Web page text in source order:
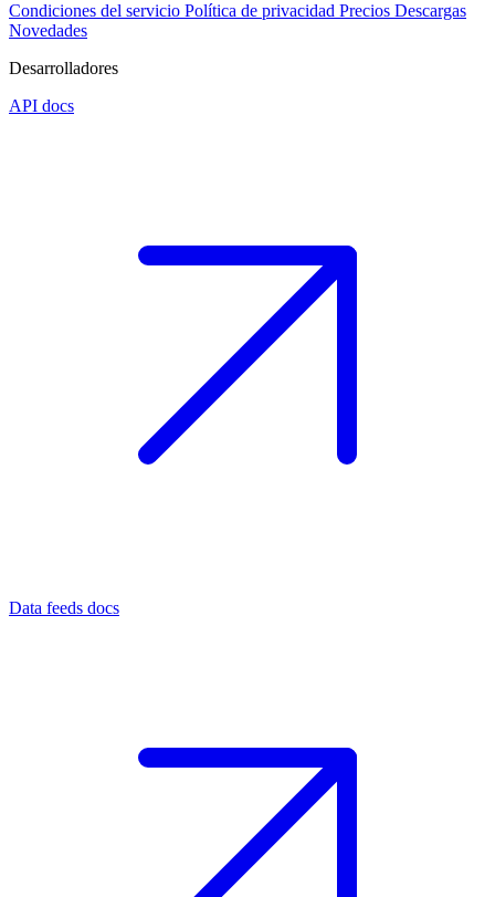
Condiciones del servicio Política de privacidad Precios Descargas
Novedades
Desarrolladores
API docs
Data feeds docs